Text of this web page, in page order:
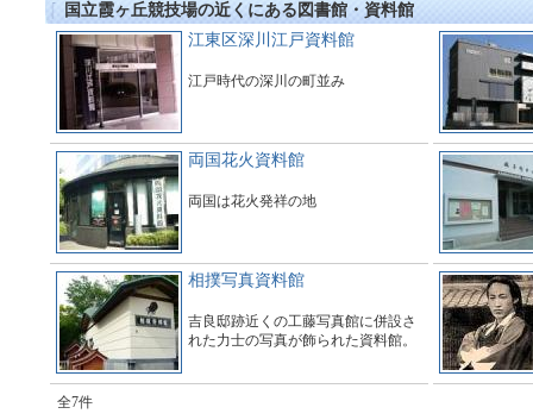
国立霞ヶ丘競技場の近くにある図書館・資料館
江東区深川江戸資料館
江戸時代の深川の町並み
両国花火資料館
両国は花火発祥の地
相撲写真資料館
吉良邸跡近くの工藤写真館に併設さ
れた力士の写真が飾られた資料館。
全7件